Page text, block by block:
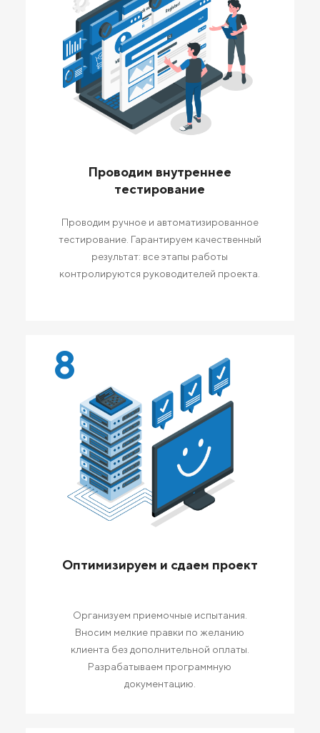
Проводим внутреннее
тестирование
Проводим ручное и автоматизированное
тестирование. Гарантируем качественный
результат: все этапы работы
контролируются руководителей проекта.
8
Оптимизируем и сдаем проект
Организуем приемочные испытания.
Вносим мелкие правки по желанию
клиента без дополнительной оплаты.
Разрабатываем программную
документацию.